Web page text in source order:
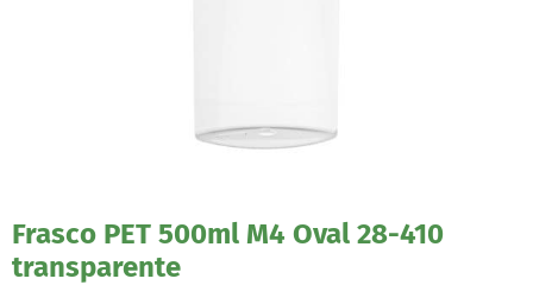
Frasco PET 500ml M4 Oval 28-410
transparente